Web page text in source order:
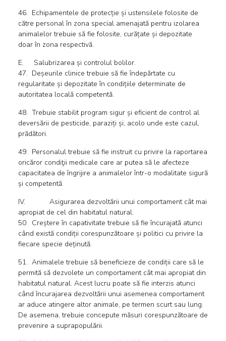
46. Echipamentele de protecție și ustensilele folosite de
către personal în zona special amenajată pentru izolarea
animalelor trebuie să fie folosite, curățate și depozitate
doar în zona respectivă.
E. Salubrizarea și controlul bolilor.
47. Deșeurile clinice trebuie să fie îndepărtate cu
regularitate și depozitate în condițiile determinate de
autoritatea locală competentă.
48. Trebuie stabilit program sigur și eficient de control al
deversării de pesticide, paraziți și, acolo unde este cazul,
prădători.
49. Personalul trebuie să fie instruit cu privire la raportarea
oricăror condiţii medicale care ar putea să le afecteze
capacitatea de îngrijire a animalelor într-o modalitate sigură
și competentă.
IV. Asigurarea dezvoltării unui comportament cât mai
apropiat de cel din habitatul natural.
50. Creștere în capativitate trebuie să fie încurajată atunci
când există condiții corespunzătoare și politici cu privire la
fiecare specie deținută.
51. Animalele trebuie să beneficieze de condiții care să le
permită să dezvolete un comportament cât mai apropiat din
habitatul natural. Acest lucru poate să fie interzis atunci
când încurajarea dezvoltării unui asemenea comportament
ar aduce atingere altor animale, pe termen scurt sau lung.
De asemena, trebuie concepute măsuri corespunzătoare de
prevenire a suprapopulării.